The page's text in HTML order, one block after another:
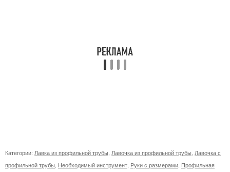
Категории: Лавка из профильной трубы Лавочка из профильной трубы Лавочка с
профильной трубы Необходимый инструмент Руки с размерами Профильная